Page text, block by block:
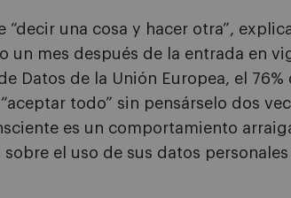
una cosa y hacer otra”,
un mes después de la entrada en
Datos de la Unión Europea, el 76%
todo” sin pensárselo dos
es un comportamiento
el uso de sus datos